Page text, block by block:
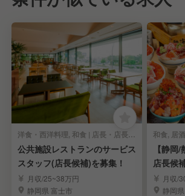
洋食・西洋料理, 和食 | 店長・店長候補
公共施設レストランのサービス
スタッフ(店長候補)を募集！
月収/25~38万円
静岡県 富士市
和食, 居
【静岡
店長候
丼ブラ
月収/
静岡